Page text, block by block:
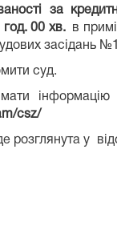
за
год. 00 хв.
в
засідань
суд.
csz/
у